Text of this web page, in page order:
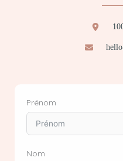
Prénom
Nom